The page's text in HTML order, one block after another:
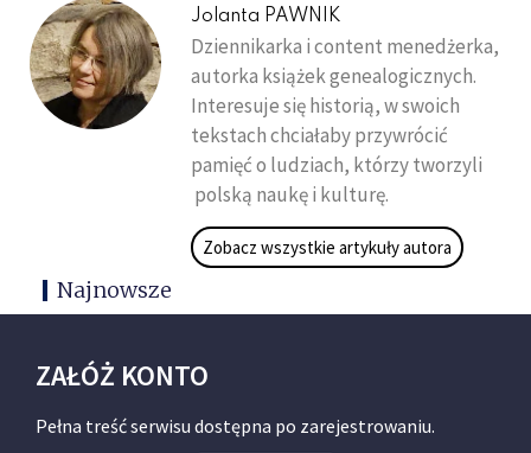
Jolanta PAWNIK
Dziennikarka i content menedżerka,
autorka książek genealogicznych.
Interesuje się historią, w swoich
tekstach chciałaby przywrócić
pamięć o ludziach, którzy tworzyli
polską naukę i kulturę.
Zobacz wszystkie artykuły autora
Najnowsze
ZAŁÓŻ KONTO
Pełna treść serwisu dostępna po zarejestrowaniu.